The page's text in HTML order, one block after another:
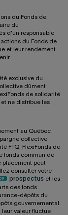
du Fonds de
du
d'un responsable
actions du Fonds de
et leur rendement
exclusive du
dûment
de solidarité
et ne distribue les
au Québec
collective
FTQ. FlexiFonds de
fonds commun de
placement peut
consulter votre
prospectus et les
des fonds
dépôts du
gouvernemental.
leur valeur fluctue